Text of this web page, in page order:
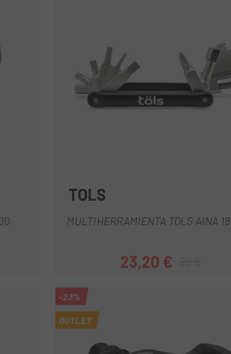
TOLS
MULTIHERRAMIENTA TOLS AINA 18
Precio
23,20 €Precio regular
-23%
OUTLET